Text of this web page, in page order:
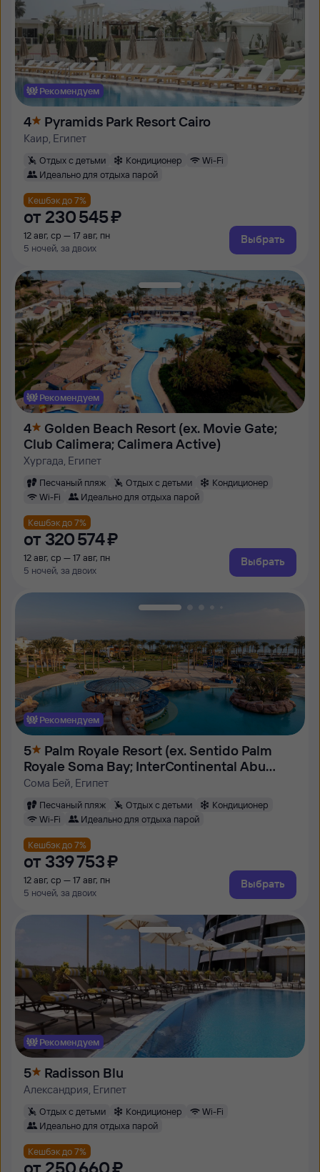
Рекомендуем
4 Pyramids Park Resort Cairo
Каир, Египет
Отдых с детьми Кондиционер
Wi-Fi
Идеально для отдыха парой
Кешбэк до 7%
от 230 ⁠545 ⁠₽
12 авг, ср — 17 авг, пн
5 ночей, за двоих
Выбрать
Рекомендуем
4
Golden Beach Resort (ex. Movie Gate;
Club Calimera; Calimera Active)
Хургада, Египет
Песчаный пляж Отдых с детьми
Кондиционер
Wi-Fi
Идеально для отдыха парой
Кешбэк до 7%
от 320 ⁠574 ⁠₽
12 авг, ср — 17 авг, пн
5 ночей, за двоих
Выбрать
Рекомендуем
5
Palm Royale Resort (ex. Sentido Palm
Royale Soma Bay; InterContinental Abu
Soma Resort)
Сома Бей, Египет
Песчаный пляж Отдых с детьми
Кондиционер
Wi-Fi
Идеально для отдыха парой
Кешбэк до 7%
от 339 ⁠753 ⁠₽
12 авг, ср — 17 авг, пн
5 ночей, за двоих
Выбрать
Рекомендуем
5 Radisson Blu
Александрия, Египет
Отдых с детьми Кондиционер
Wi-Fi
Идеально для отдыха парой
Кешбэк до 7%
от 250 ⁠660 ⁠₽